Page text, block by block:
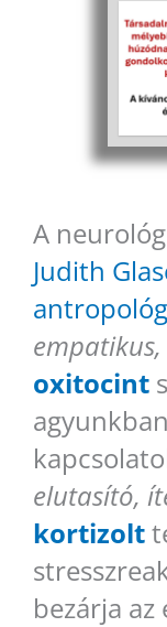
A
Judith
oxitocint
elutasító,
kortizolt
bezárja